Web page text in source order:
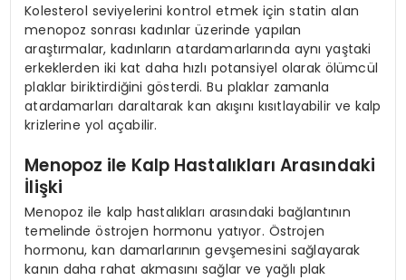
Kolesterol seviyelerini kontrol etmek için statin alan
menopoz sonrası kadınlar üzerinde yapılan
araştırmalar, kadınların atardamarlarında aynı yaştaki
erkeklerden iki kat daha hızlı potansiyel olarak ölümcül
plaklar biriktirdiğini gösterdi. Bu plaklar zamanla
atardamarları daraltarak kan akışını kısıtlayabilir ve kalp
krizlerine yol açabilir.
Menopoz ile Kalp Hastalıkları Arasındaki
İlişki
Menopoz ile kalp hastalıkları arasındaki bağlantının
temelinde östrojen hormonu yatıyor. Östrojen
hormonu, kan damarlarının gevşemesini sağlayarak
kanın daha rahat akmasını sağlar ve yağlı plak